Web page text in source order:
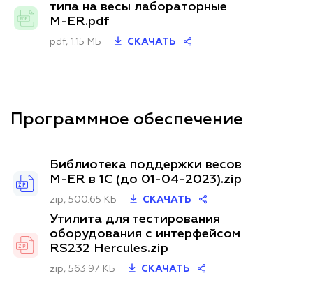
типа на весы лабораторные
M-ER.pdf
pdf, 1.15 МБ СКАЧАТЬ
Программное обеспечение
Библиотека поддержки весов
M-ER в 1C (до 01-04-2023).zip
zip, 500.65 КБ СКАЧАТЬ
Утилита для тестирования
оборудования с интерфейсом
RS232 Hercules.zip
zip, 563.97 КБ СКАЧАТЬ